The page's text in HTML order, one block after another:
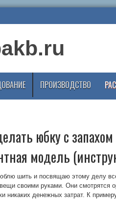
ПРОИЗВОДСТВО
юбку с
модель
шить и посвящаю этому делу
своими руками. Они смотрятся
никаких денежных затрат. К